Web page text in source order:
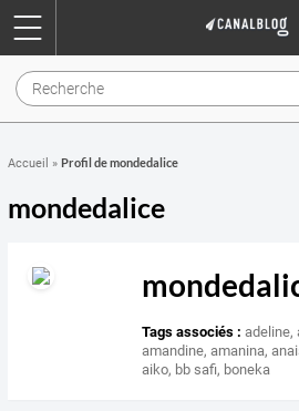
Accueil » Profil de mondedalice
mondedalice
Tags associés : adeline,
amandine,amanina,
aiko, bb safi, boneka